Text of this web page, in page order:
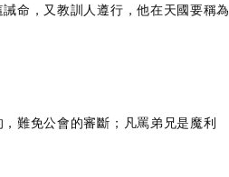
命，又教訓人遵行，他在天國要稱為
難免公會的審斷；凡罵弟兄是魔利